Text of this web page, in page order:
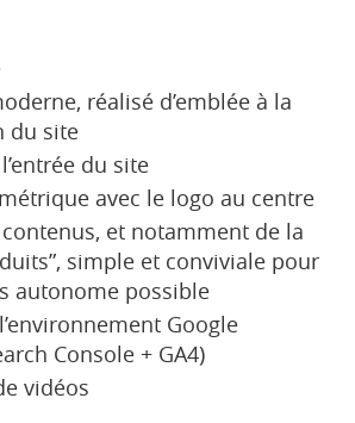
réalisé d’emblée à la
du site
du site
avec le logo au centre
et notamment de la
simple et conviviale pour
autonome possible
Google
Console + GA4)
vidéos